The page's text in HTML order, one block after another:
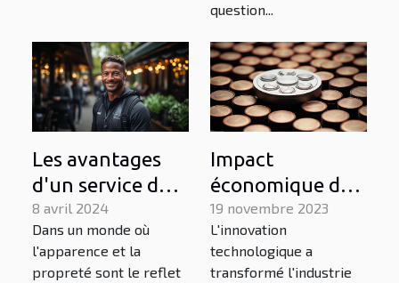
question...
Les avantages
d'un service de
nettoyage de
vitres
professionnel
8 avril 2024
Dans un monde où
l'apparence et la
propreté sont le reflet
Impact
économique du
marché des
appareils photo
SLR
19 novembre 2023
L'innovation
technologique a
transformé l'industrie